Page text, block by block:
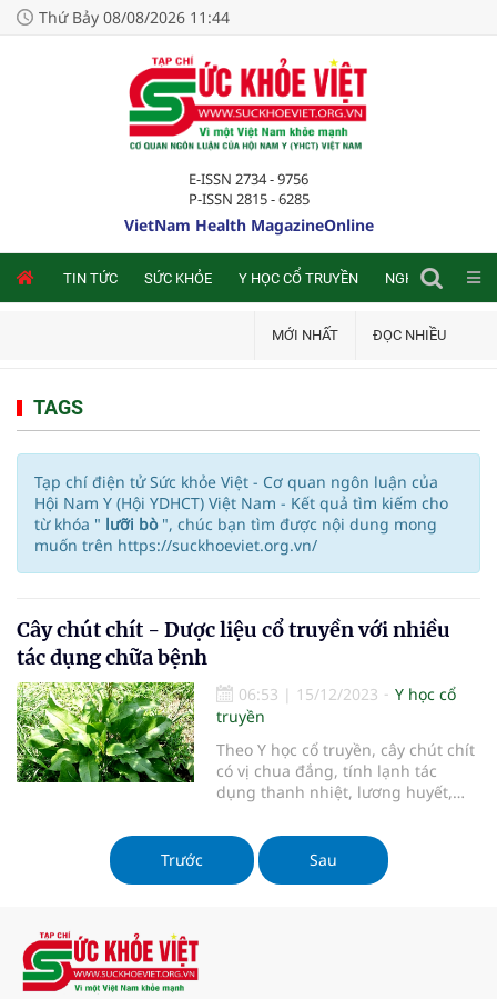
Thứ Bảy 08/08/2026 11:44
E-ISSN 2734 - 9756
P-ISSN 2815 - 6285
VietNam Health MagazineOnline
TIN TỨC SỨC KHỎE Y HỌC CỔ TRUYỀN NGHIÊN CỨU
MỚI NHẤT ĐỌC NHIỀU
TAGS
Tạp chí điện tử Sức khỏe Việt - Cơ quan ngôn luận của
Hội Nam Y (Hội YDHCT) Việt Nam - Kết quả tìm kiếm cho
từ khóa " lưỡi bò ", chúc bạn tìm được nội dung mong
muốn trên https://suckhoeviet.org.vn/
Cây chút chít - Dược liệu cổ truyền với nhiều
tác dụng chữa bệnh
06:53 | 15/12/2023
Y học cổ
truyền
Theo Y học cổ truyền, cây chút chít
có vị chua đắng, tính lạnh tác
dụng thanh nhiệt, lương huyết,
Trước Sau